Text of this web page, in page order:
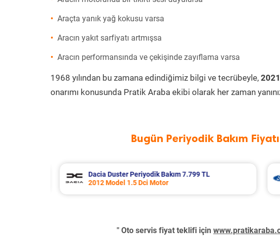
Araçta yanık yağ kokusu varsa
Aracın yakıt sarfiyatı artmışsa
Aracın performansında ve çekişinde zayıflama varsa
1968 yılından bu zamana edindiğimiz bilgi ve tecrübeyle,
onarımı konusunda Pratik Araba ekibi olarak her zaman
Bugün Periyodik Bakım
Ford Tourneo Courier Periyodik Bakım 10.485 TL
2020 Model 1.5 Tdci Motor
" Oto servis fiyat teklifi için